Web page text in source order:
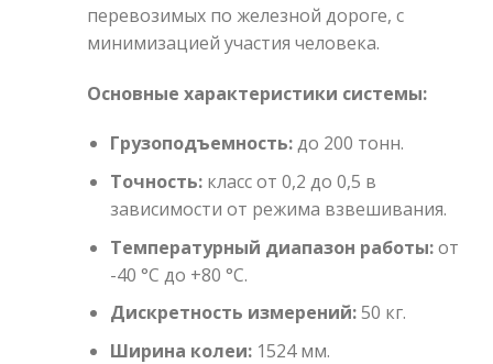
перевозимых по железной дороге, с
минимизацией участия человека.
Основные характеристики системы:
Грузоподъемность:до 200 тонн.
Точность:класс от 0,2 до 0,5 в
зависимости от режима взвешивания.
Температурный диапазон работы:от
-40 °C до +80 °C.
Дискретность измерений:50 кг.
Ширина колеи:1524 мм.